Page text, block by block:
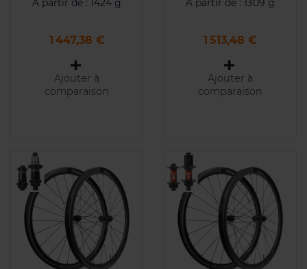
A partir de : 1424 g
Prix
1 447,38 €
Ajouter à
comparaison
A partir de : 1309 g
Prix
1 513,48 €
Ajouter à
comparaison